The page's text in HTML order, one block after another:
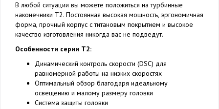
В любой ситуации вы можете положиться на турбинные
наконечники Т2. Постоянная высокая мощность, эргономичная
форма, прочный корпус с титановым покрытием и высокое
качество изготовления никогда вас не подведут.
Особенности серии T2:
Динамический контроль скорости (DSC) для
равномерной работы на низких скоростях
Оптимальный обзор благодаря идеальному
освещению и малому размеру головки
Система защиты головки